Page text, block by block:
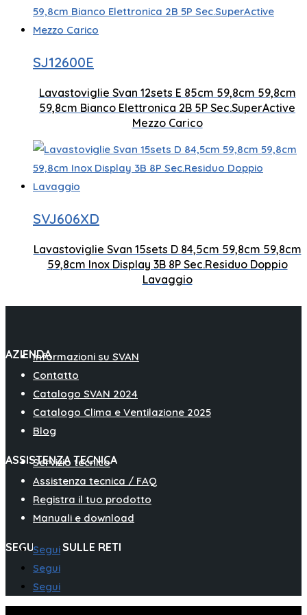
SJ12600E
Lavastoviglie Svan 12sets E 85cm 59,8cm 59,8cm
59,8cm Bianco Elettronica 2B 5P Sec.SuperActive
Mezzo Carico
Capacità posate 12 set
N. vassoi 2
Controllo elettronico 850 x
SVJ606XD
Lavastoviglie Svan 15sets D 84,5cm 59,8cm 59,8cm
59,8cm Inox Display 3B 8P Sec.Residuo Doppio
Lavaggio
Capacità posate 15 set
Numero di vassoi 3
Controllo del display a LED 845
AZIENDAInformazioni su SVAN
Contatto
Catalogo SVAN 2024
Catalogo Clima e Ventilazione 2025
Blog
ASSISTENZA TECNICA
Servizio tecnico
Assistenza tecnica / FAQ
Registra il tuo prodotto
Manuali e download
SEGUITECI SULLE RETI
Segui
Segui
Segui